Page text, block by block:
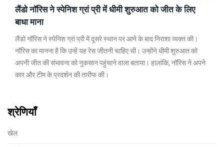
लैंडो नॉरिस ने स्पेनिश ग्रां प्री में धीमी शुरुआत को जीत के लिए
बाधा माना
लैंडो नॉरिस ने स्पेनिश ग्रां प्री में दूसरे स्थान पर आने के बाद निराशा व्यक्त की।
नॉरिस का मानना है कि उन्हें यह रेस जीतनी चाहिए थी। उन्होंने धीमी शुरुआत को
अपनी जीत की संभावना को नुकसान पहुंचाने वाला बताया। हालांकि, नॉरिस ने अपने
कार और टीम के प्रदर्शन की तारीफ की।
श्रेणियाँ
खेल